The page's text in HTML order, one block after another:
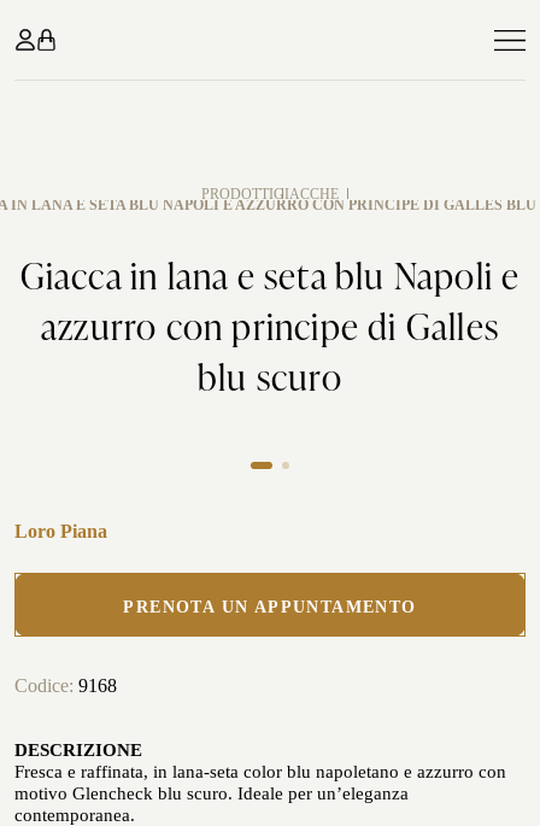
Giacche Pantaloni
Camicie Cappotti
Smoking
PERSONALIZZA LA TUA CAMICIA
ABITI
ABITI
Abiti business
CERIMONIA
Matrimonio classico
Smoking
GIFT CARD
CHI SIAMO
LA STORIA
ATELIER MILANO MISSORI
ATELIER MILANO SFORZA
PRODOTTIGIACCHE
IN LANA E SETA BLU NAPOLI E AZZURRO CON PRINCIPE DI GALLES BLU
Giacca in lana e seta blu Napoli e
azzurro con principe di Galles
blu scuro
Loro Piana
PRENOTA UN APPUNTAMENTO
Codice: 9168
DESCRIZIONE
Fresca e raffinata, in lana-seta color blu napoletano e azzurro con
motivo Glencheck blu scuro. Ideale per un’eleganza
contemporanea.